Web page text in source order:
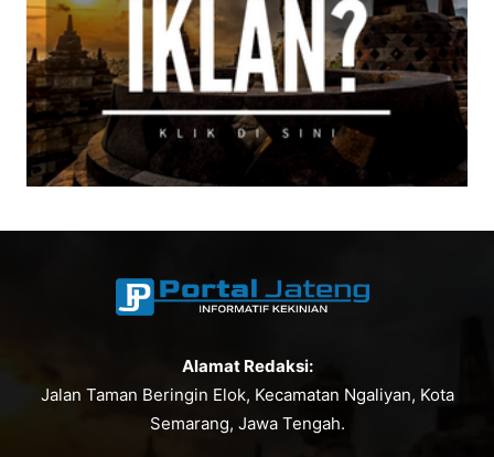
Alamat Redaksi:
Jalan Taman Beringin Elok, Kecamatan Ngaliyan, Kota
Semarang, Jawa Tengah.